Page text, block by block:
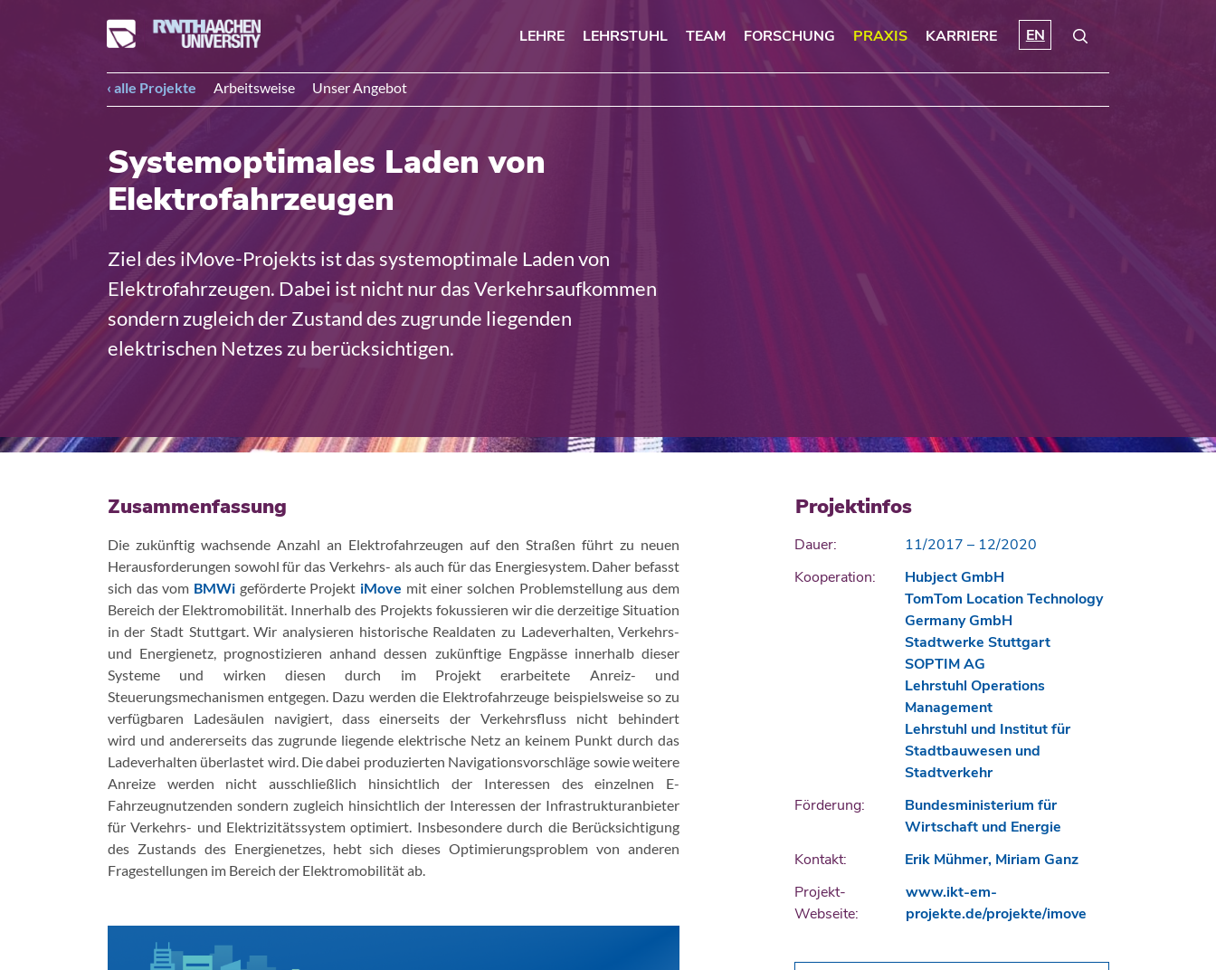
EN
LEHRE LEHRSTUHL TEAM FORSCHUNG PRAXIS KARRIERE
‹ alle Projekte Arbeitsweise Unser Angebot
Systemoptimales Laden von
Elektrofahrzeugen
Ziel des iMove-Projekts ist das systemoptimale Laden von
Elektrofahrzeugen. Dabei ist nicht nur das Verkehrsaufkommen
sondern zugleich der Zustand des zugrunde liegenden
elektrischen Netzes zu berücksichtigen.
Zusammenfassung
Die zukünftig wachsende Anzahl an Elektrofahrzeugen auf den Straßen führt zu neuen
Herausforderungen sowohl für das Verkehrs- als auch für das Energiesystem. Daher befasst
sich das vom BMWigeförderte Projekt iMove mit einer solchen Problemstellung aus dem
Bereich der Elektromobilität. Innerhalb des Projekts fokussieren wir die derzeitige Situation
in der Stadt Stuttgart. Wir analysieren historische Realdaten zu Ladeverhalten, Verkehrs-
und Energienetz, prognostizieren anhand dessen zukünftige Engpässe innerhalb dieser
Systeme und wirken diesen durch im Projekt erarbeitete Anreiz- und
Steuerungsmechanismen entgegen. Dazu werden die Elektrofahrzeuge beispielsweise so zu
verfügbaren Ladesäulen navigiert, dass einerseits der Verkehrsfluss nicht behindert
wird und andererseits das zugrunde liegende elektrische Netz an keinem Punkt durch das
Ladeverhalten überlastet wird. Die dabei produzierten Navigationsvorschläge sowie weitere
Anreize werden nicht ausschließlich hinsichtlich der Interessen des einzelnen E-
Fahrzeugnutzenden sondern zugleich hinsichtlich der Interessen der Infrastrukturanbieter
für Verkehrs- und Elektrizitätssystem optimiert. Insbesondere durch die Berücksichtigung
des Zustands des Energienetzes, hebt sich dieses Optimierungsproblem von anderen
Fragestellungen im Bereich der Elektromobilität ab.
Projektinfos
Dauer:
11/2017 – 12/2020
Kooperation:
Hubject GmbH
TomTom Location Technology
Germany GmbH
Stadtwerke Stuttgart
SOPTIM AG
Lehrstuhl Operations
Management
Lehrstuhl und Institut für
Stadtbauwesen und
Stadtverkehr
Förderung:
Bundesministerium für
Wirtschaft und Energie
Kontakt:
Erik Mühmer, Miriam Ganz
Projekt-
Webseite:
www.ikt-em-
projekte.de/projekte/imove